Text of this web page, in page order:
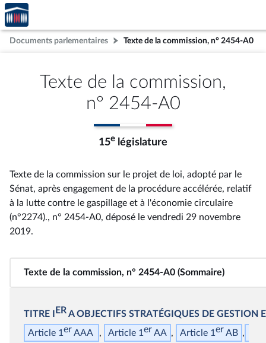
Aller au contenu
Aller en bas de la page
Accèder
à la
page
d'accueil
Documents parlementaires Texte de la commission, n° 2454-A0
Texte de la commission,
n° 2454-A0
15e législature
Texte de la commission sur le projet de loi, adopté par le
Sénat, après engagement de la procédure accélérée, relatif
à la lutte contre le gaspillage et à l'économie circulaire
(n°2274)., n° 2454-A0, déposé le vendredi 29 novembre
2019.
Texte de la commission, n° 2454-A0 (Sommaire)
TITRE I ERAOBJECTIFS STRATÉGIQUES DE GESTION
Article 1 erAAA Article 1 erAA Article 1 erAB